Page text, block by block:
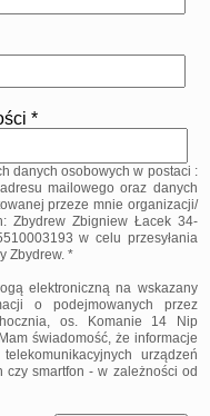
*
danych osobowych w postaci :
mailowego oraz danych
przeze mnie organizacji/
Zbydrew Zbigniew Łacek 34-
w celu przesyłania
Zbydrew. *
elektroniczną na wskazany
o podejmowanych przez
os. Komanie 14 Nip
świadomość, że informacje
urządzeń
czy smartfon - w zależności od